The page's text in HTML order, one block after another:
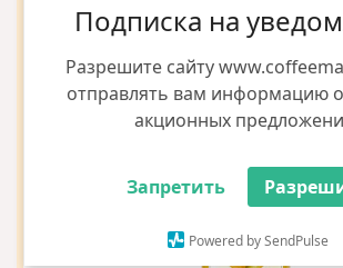
Подписка на
Разрешите сайту
отправлять вам информацию о
акционных
Запретить
Powered by SendPulse